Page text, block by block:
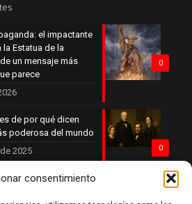
consentimiento
0
el impactante
Estatua de la
un mensaje más
parece
0
de por qué dicen
poderosa del mundo
2025